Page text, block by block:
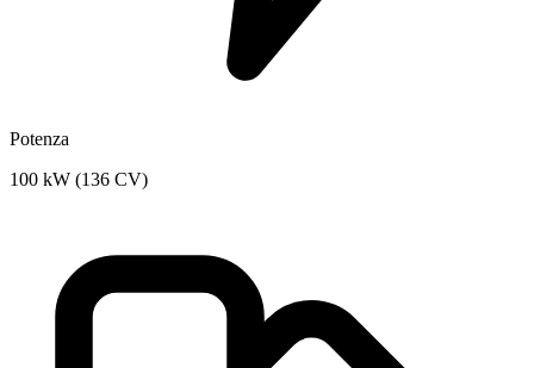
Potenza
100 kW (136 CV)